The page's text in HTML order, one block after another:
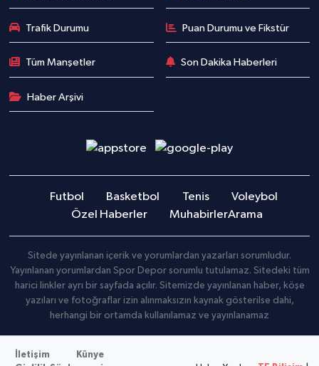
Trafik Durumu Puan Durumu ve Fikstür
Tüm Manşetler Son Dakika Haberleri
Haber Arşivi
Futbol Basketbol Tenis
Voleybol
Özel Haberler
MuhabirlerArama
Sitede yayınlanan içerik ve yorumlardan yazarları sorumludur.
Yayınlanan yorumlardan Spor Depor sorumlu tutulamaz. Sitedeki tüm
harici linkler ayrı bir sayfada açılır. Sitemizde yayınlanan haber, köşe
yazıları ve fotoğraflar izin alınmaksızın kaynak gösterilse dahi,
herhangi bir ortamda kullanılamaz ve yayınlanamaz
İletişim
Künye